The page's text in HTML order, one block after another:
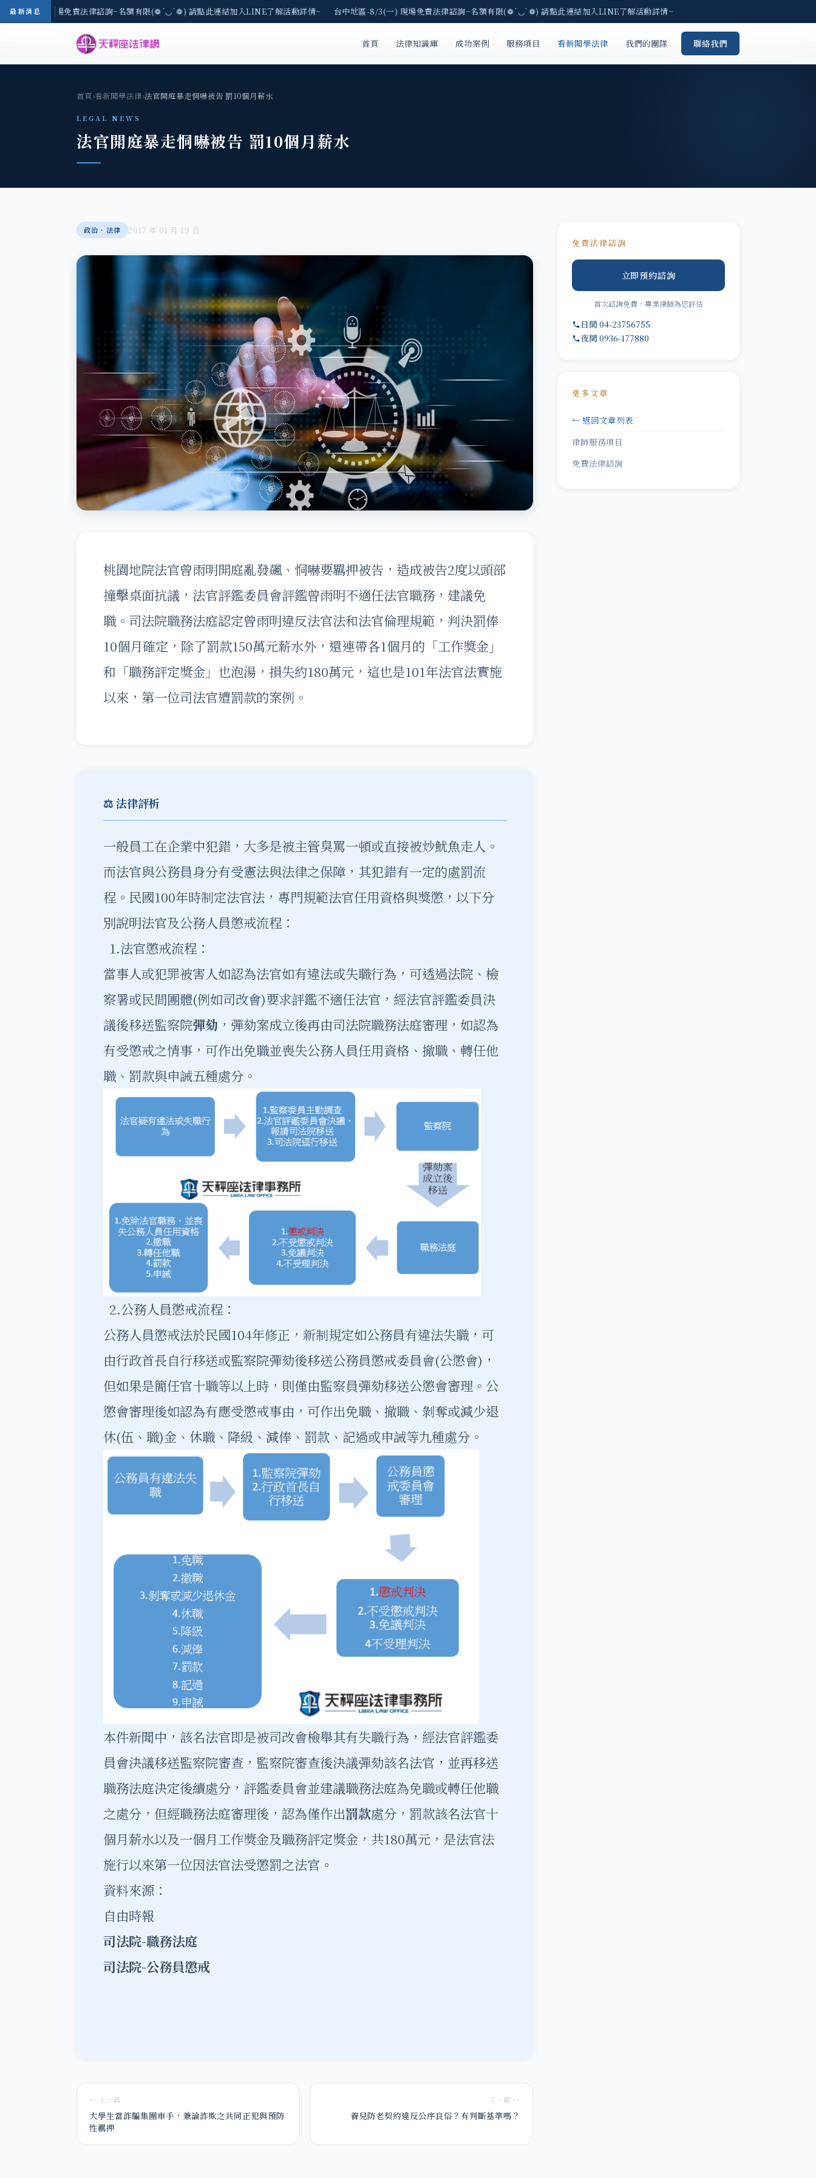
最新消息
8/3(一) 現場免費法律諮詢~名額有限(❁´◡`❁) 請點此連結加入LINE了解活動詳情~ 台中地區-8/3(一) 現場免費法律諮詢~名額有限(❁´◡`❁) 請點此連結加入LINE了解活動詳情~
首頁 法律知識庫 成功案例 服務項目 看新聞學法律 我們的團隊 聯絡我們
首頁›看新聞學法律›法官開庭暴走恫嚇被告 罰10個月薪水
LEGAL NEWS
法官開庭暴走恫嚇被告 罰10個月薪水
政治‧法律 2017 年 01 月 19 日
桃園地院法官曾雨明開庭亂發飆、恫嚇要羈押被告，造成被告2度以頭部
撞擊桌面抗議，法官評鑑委員會評鑑曾雨明不適任法官職務，建議免
職。司法院職務法庭認定曾雨明違反法官法和法官倫理規範，判決罰俸
10個月確定，除了罰款150萬元薪水外，還連帶各1個月的「工作獎金」
和「職務評定獎金」也泡湯，損失約180萬元，這也是101年法官法實施
以來，第一位司法官遭罰款的案例。
⚖️ 法律評析
一般員工在企業中犯錯，大多是被主管臭罵一頓或直接被炒魷魚走人。
而法官與公務員身分有受憲法與法律之保障，其犯錯有一定的處罰流
程。民國100年時制定法官法，專門規範法官任用資格與獎懲，以下分
別說明法官及公務人員懲戒流程：
1.法官懲戒流程：
當事人或犯罪被害人如認為法官如有違法或失職行為，可透過法院、檢
察署或民間團體(例如司改會)要求評鑑不適任法官，經法官評鑑委員決
議後移送監察院彈劾 ，彈劾案成立後再由司法院職務法庭審理，如認為
有受懲戒之情事，可作出免職並喪失公務人員任用資格、撤職、轉任他
職、罰款與申誡五種處分。
2.公務人員懲戒流程：
公務人員懲戒法於民國104年修正，新制規定如公務員有違法失職，可
由行政首長自行移送或監察院彈劾後移送公務員懲戒委員會(公懲會)，
但如果是簡任官十職等以上時，則僅由監察員彈劾移送公懲會審理。公
懲會審理後如認為有應受懲戒事由，可作出免職、撤職、剝奪或減少退
休(伍、職)金、休職、降級、減俸、罰款、記過或申誡等九種處分。
本件新聞中，該名法官即是被司改會檢舉其有失職行為，經法官評鑑委
員會決議移送監察院審查，監察院審查後決議彈劾該名法官，並再移送
職務法庭決定後續處分，評鑑委員會並建議職務法庭為免職或轉任他職
之處分，但經職務法庭審理後，認為僅作出罰款處分，罰款該名法官十
個月薪水以及一個月工作獎金及職務評定獎金，共180萬元，是法官法
施行以來第一位因法官法受懲罰之法官。
資料來源：
自由時報
司法院-職務法庭
司法院-公務員懲戒
← 上一篇
大學生當詐騙集團車手，兼論詐欺之共同正犯與預防
性羈押
下一篇 →
養兒防老契約違反公序良俗？有判斷基準嗎？
免費法律諮詢
立即預約諮詢
首次諮詢免費，專業律師為您評估
日間 04-23756755
夜間 0936-177880
更多文章
← 返回文章列表
律師服務項目
免費法律諮詢